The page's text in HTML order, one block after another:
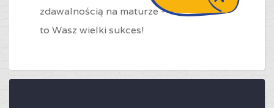
zdawalnością na maturze -
to Wasz wielki sukces!